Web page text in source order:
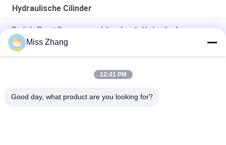
Hydraulische Cilinder
Radiale Poort Op zwaar werk berekende Hydraulische
Cilinder/Hijstoestelcilinder voor Olieindustrie
Van het de Cilinderroestvrije staal van de olieindustrie het
Miss Zhang
12:41 PM
Good day, what product are you looking for?